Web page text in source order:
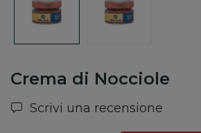
Crema di Nocciole
Scrivi una recensione